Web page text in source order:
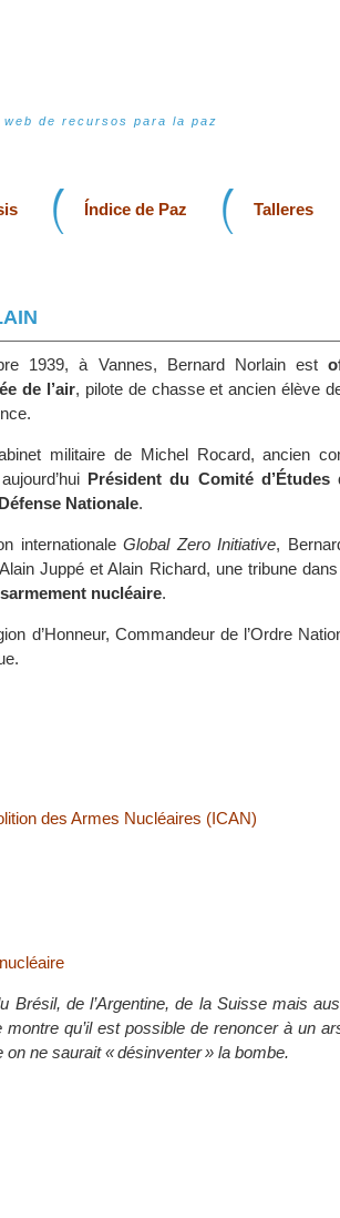
de recursos para la paz
Índice de Paz Talleres
1939, à Vannes, Bernard Norlain est
de l’air, pilote de chasse et ancien élève
militaire de Michel Rocard, ancien
Président du Comité d’Études
Nationale.
internationaleGlobal Zero Initiative,
Juppé et Alain Richard, une tribune
nucléaire.
d’Honneur, Commandeur de l’Ordre
des Armes Nucléaires (ICAN)
Brésil, de l’Argentine, de la Suisse mais
qu’il est possible de renoncer à un
on ne saurait « désinventer » la bombe.